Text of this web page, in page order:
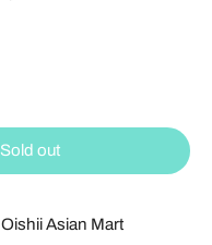
Sold out
Oishii Asian Mart